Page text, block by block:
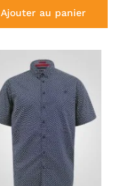
Ajouter au panier